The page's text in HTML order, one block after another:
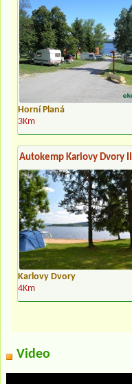
Horní Planá
3Km
Autokemp Karlovy Dvory II
Karlovy Dvory
4Km
Video